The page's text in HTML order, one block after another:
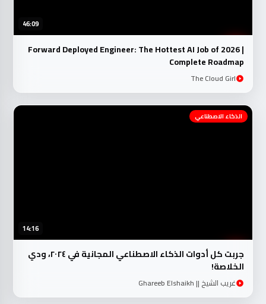
46:09
Forward Deployed Engineer: The Hottest AI Job of 2026 |
Complete Roadmap
The Cloud Girl
14:16
الذكاء الاصطناعي
جربت كل أدوات الذكاء الاصطناعي المجانية في ٢٠٢٤، ودي
الخلاصة!
غريب الشيخ || Ghareeb Elshaikh